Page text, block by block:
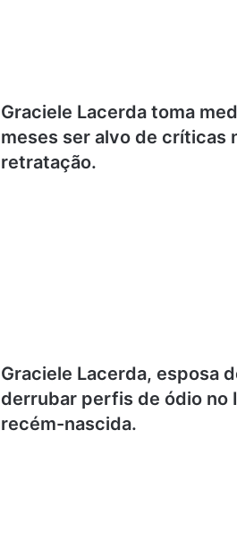
Graciele Lacerda toma
meses ser alvo de críticas
retratação.
Graciele Lacerda, esposa
derrubar perfis de ódio no
recém-nascida.